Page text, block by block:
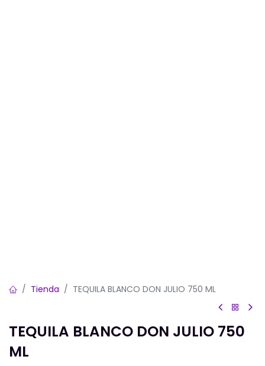
Tienda TEQUILA BLANCO DON JULIO 750 ML
TEQUILA BLANCO DON JULIO 750
ML